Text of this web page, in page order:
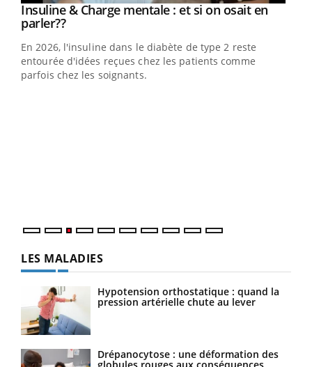
Youtube
Insuline & Charge mentale : et si on osait en
parler??Youtube
En 2026, l'insuline dans le diabète de type 2 reste
entourée d'idées reçues chez les patients comme
parfois chez les soignants.
LES MALADIES
Hypotension orthostatique : quand la
pression artérielle chute au lever
Drépanocytose : une déformation des